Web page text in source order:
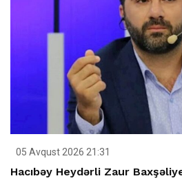
05 Avqust 2026 21:31
Hacıbəy Heydərli Zaur